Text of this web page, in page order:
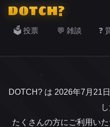
DOTCH?
🗳️ 投票 💬 雑談 ❓
DOTCH? は 2026年7月21
し
たくさんの方にご利用い